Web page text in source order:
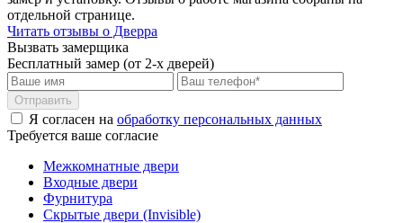
стоимостью до 25 т.р./
т.р.-35 т.р./более 35 т.р.**
Самовывоз со склада
поставщика Браво
Самовывоз со склада
поставщика
по согласованию
отдельной странице.
Читать отзывы о Дверра
Вызвать замерщика
Бесплатный замер (от 2-х дверей)
Отправить
Я согласен на обработку персональных данных
Требуется ваше согласие
Межкомнатные двери
Входные двери
Фурнитура
Скрытые двери (Invisible)